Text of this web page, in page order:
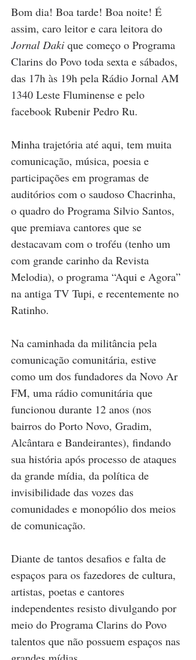
Bom dia! Boa tarde! Boa noite! É
assim, caro leitor e cara leitora do
Jornal Daki que começo o Programa
Clarins do Povo toda sexta e sábados,
das 17h às 19h pela Rádio Jornal AM
1340 Leste Fluminense e pelo
facebook Rubenir Pedro Ru.
Minha trajetória até aqui, tem muita
comunicação, música, poesia e
participações em programas de
auditórios com o saudoso Chacrinha,
o quadro do Programa Silvio Santos,
que premiava cantores que se
destacavam com o troféu (tenho um
com grande carinho da Revista
Melodia), o programa “Aqui e Agora”
na antiga TV Tupi, e recentemente no
Ratinho.
Na caminhada da militância pela
comunicação comunitária, estive
como um dos fundadores da Novo Ar
FM, uma rádio comunitária que
funcionou durante 12 anos (nos
bairros do Porto Novo, Gradim,
Alcântara e Bandeirantes), findando
sua história após processo de ataques
da grande mídia, da política de
invisibilidade das vozes das
comunidades e monopólio dos meios
de comunicação.
Diante de tantos desafios e falta de
espaços para os fazedores de cultura,
artistas, poetas e cantores
independentes resisto divulgando por
meio do Programa Clarins do Povo
talentos que não possuem espaços nas